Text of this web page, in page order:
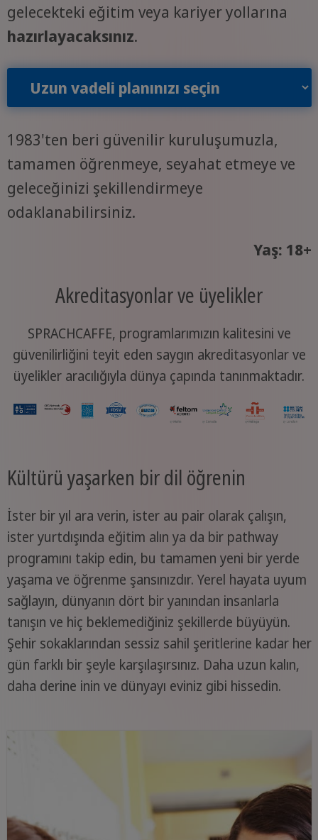
gelecekteki eğitim veya kariyer yollarına
hazırlayacaksınız.
Uzun vadeli planınızı seçin
1983'ten beri güvenilir kuruluşumuzla,
tamamen öğrenmeye, seyahat etmeye ve
geleceğinizi şekillendirmeye
odaklanabilirsiniz.
Yaş: 18+
Akreditasyonlar ve üyelikler
SPRACHCAFFE, programlarımızın kalitesini ve
güvenilirliğini teyit eden saygın akreditasyonlar ve
üyelikler aracılığıyla dünya çapında tanınmaktadır.
Kültürü yaşarken bir dil öğrenin
İster bir yıl ara verin, ister au pair olarak çalışın,
ister yurtdışında eğitim alın ya da bir pathway
programını takip edin, bu tamamen yeni bir yerde
yaşama ve öğrenme şansınızdır. Yerel hayata uyum
sağlayın, dünyanın dört bir yanından insanlarla
tanışın ve hiç beklemediğiniz şekillerde büyüyün.
Şehir sokaklarından sessiz sahil şeritlerine kadar her
gün farklı bir şeyle karşılaşırsınız. Daha uzun kalın,
daha derine inin ve dünyayı eviniz gibi hissedin.